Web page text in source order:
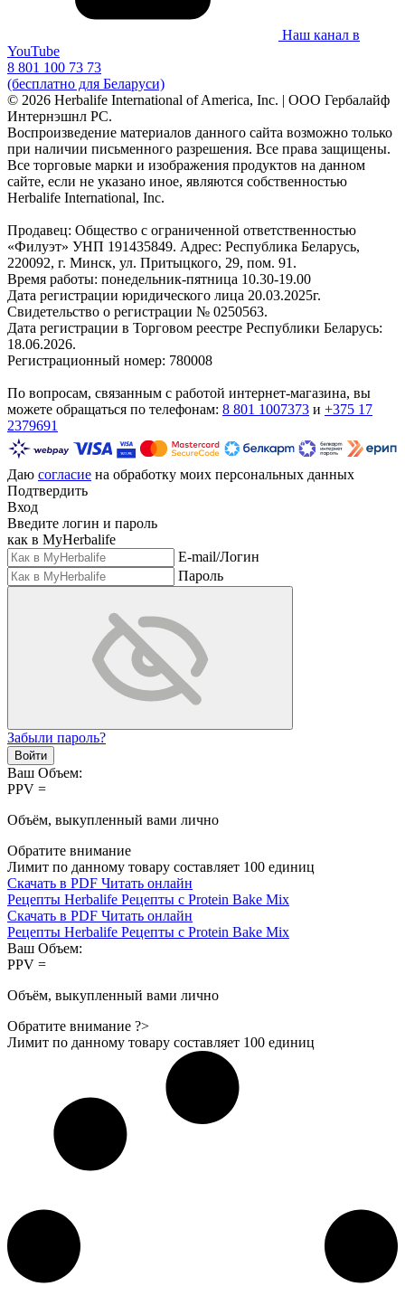
Наш канал в
YouTube
8 801 100 73 73
(бесплатно для Беларуси)
© 2026 Herbalife International of America, Inc. | ООО Гербалайф
Интернэшнл РС.
Воспроизведение материалов данного сайта возможно только
при наличии письменного разрешения. Все права защищены.
Все торговые марки и изображения продуктов на данном
сайте, если не указано иное, являются собственностью
Herbalife International, Inc.
Продавец: Общество с ограниченной ответственностью
«Филуэт» УНП 191435849. Адрес: Республика Беларусь,
220092, г. Минск, ул. Притыцкого, 29, пом. 91.
Время работы: понедельник-пятница 10.30-19.00
Дата регистрации юридического лица 20.03.2025г.
Свидетельство о регистрации № 0250563.
Дата регистрации в Торговом реестре Республики Беларусь:
18.06.2026.
Регистрационный номер: 780008
По вопросам, связанным с работой интернет-магазина, вы
можете обращаться по телефонам: 8 801 1007373 и +375 17
2379691
Даю согласие на обработку моих персональных данных
Подтвердить
Вход
Введите логин и пароль
как в MyHerbalife
E-mail/Логин
Пароль
Забыли пароль?
Войти
Ваш Объем:
PPV =
Объём, выкупленный вами лично
Обратите внимание
Лимит по данному товару составляет 100 единиц
Скачать в PDF Читать онлайн
Рецепты Herbalife Рецепты с Protein Bake Mix
Скачать в PDF Читать онлайн
Рецепты Herbalife Рецепты с Protein Bake Mix
Ваш Объем:
PPV =
Объём, выкупленный вами лично
Обратите внимание ?>
Лимит по данному товару составляет 100 единиц